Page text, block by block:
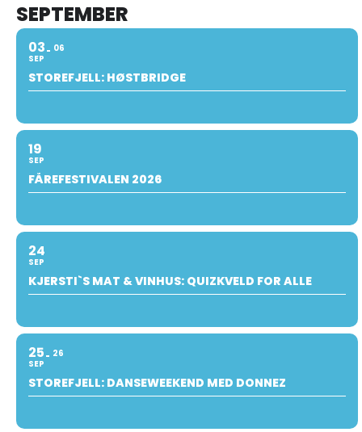
SEPTEMBER
03
SEP
06
STOREFJELL: HØSTBRIDGE
19
SEP
FÅREFESTIVALEN 2026
24
SEP
KJERSTI`S MAT & VINHUS: QUIZKVELD FOR ALLE
25
SEP
26
STOREFJELL: DANSEWEEKEND MED DONNEZ